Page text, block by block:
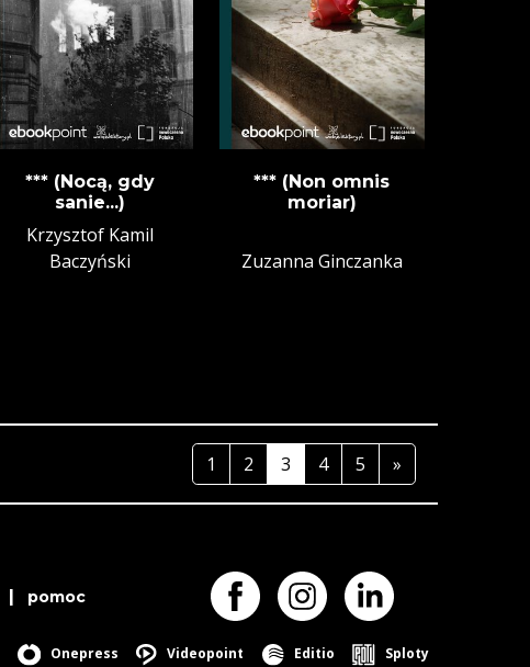
*** (Nocą, gdy
sanie...)
Krzysztof Kamil
Baczyński
*** (Non omnis
moriar)
Zuzanna Ginczanka
1 2 3 4 5 »
| pomoc
Onepress Videopoint Editio Sploty